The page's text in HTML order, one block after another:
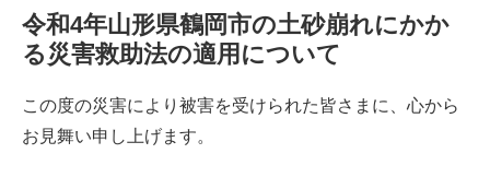
令和4年山形県鶴岡市の土砂崩れにかか
る災害救助法の適用について
この度の災害により被害を受けられた皆さまに、心から
お見舞い申し上げます。